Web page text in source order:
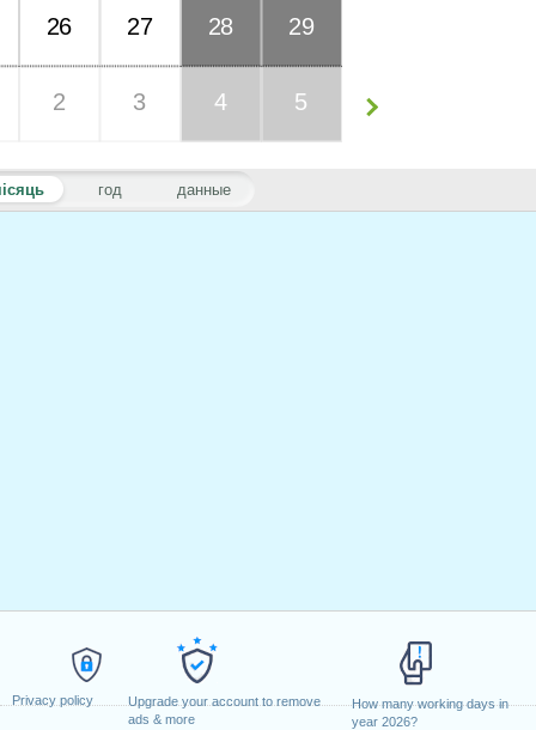
Privacy policy
Upgrade your account to remove
ads & more
How many working days in
year 2026?
год данные
26 27 28 29
2 3 4 5